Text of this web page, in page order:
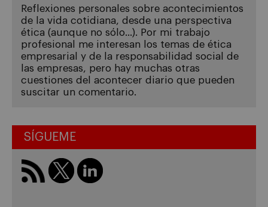
Reflexiones personales sobre acontecimientos
de la vida cotidiana, desde una perspectiva
ética (aunque no sólo...). Por mi trabajo
profesional me interesan los temas de ética
empresarial y de la responsabilidad social de
las empresas, pero hay muchas otras
cuestiones del acontecer diario que pueden
suscitar un comentario.
SÍGUEME